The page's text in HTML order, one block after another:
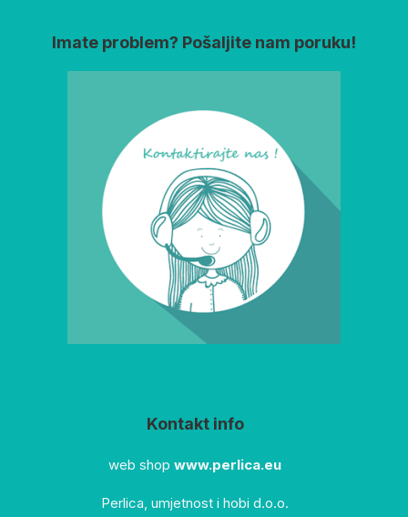
Imate problem? Pošaljite nam poruku!
Kontakt info
web shop www.perlica.eu
Perlica, umjetnost i hobi d.o.o.